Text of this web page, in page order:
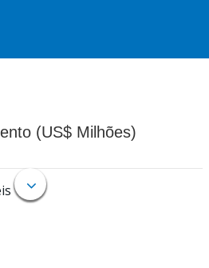
(US$ Milhões)